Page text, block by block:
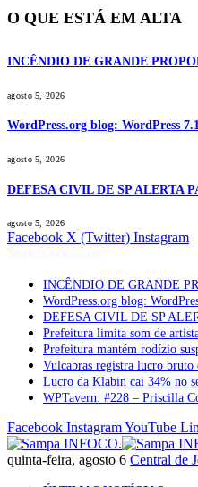
O QUE ESTÁ EM ALTA
INCÊNDIO DE GRANDE
agosto 5, 2026
WordPress.org blog: WordPress
agosto 5, 2026
DEFESA CIVIL DE SP ALERTA
agosto 5, 2026
Facebook X (Twitter) Instagram
INCÊNDIO DE GRANDE
WordPress.org blog:
DEFESA CIVIL DE SP
Prefeitura limita som de
Prefeitura mantém rodízio
Vulcabras registra lucro bruto
Lucro da Klabin cai 34% no
WPTavern: #228 – Priscilla
Facebook InstagramYouTube
quinta-feira, agosto 6 Central de